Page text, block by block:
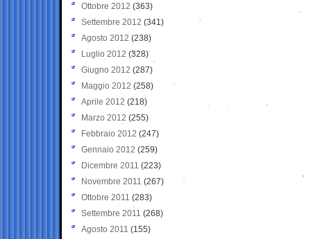
Ottobre 2012 (363)
Settembre 2012 (341)
Agosto 2012 (238)
Luglio 2012 (328)
Giugno 2012 (287)
Maggio 2012 (258)
Aprile 2012 (218)
Marzo 2012 (255)
Febbraio 2012 (247)
Gennaio 2012 (259)
Dicembre 2011 (223)
Novembre 2011 (267)
Ottobre 2011 (283)
Settembre 2011 (268)
Agosto 2011 (155)